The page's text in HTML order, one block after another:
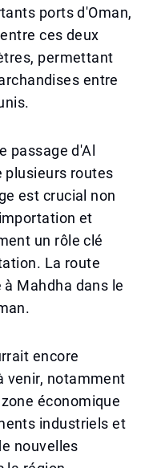
ports d'Oman,
ces deux
permettant
entre
passage d'Al
plusieurs routes
est crucial non
et
un rôle clé
La route
Mahdha dans le
encore
venir, notamment
économique
industriels et
nouvelles